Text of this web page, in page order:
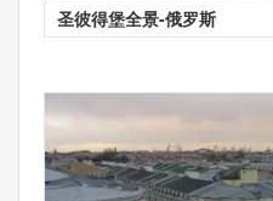
圣彼得堡全景-俄罗斯